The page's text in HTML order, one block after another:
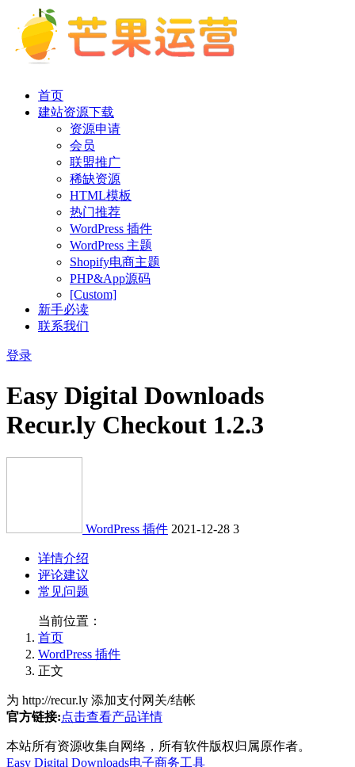
首页
建站资源下载
资源申请
会员
联盟推广
稀缺资源
HTML模板
热门推荐
WordPress 插件
WordPress 主题
Shopify电商主题
PHP&App源码
[Custom]
新手必读
联系我们
登录
Easy Digital Downloads
Recur.ly Checkout 1.2.3
WordPress 插件 2021-12-28 3
详情介绍
评论建议
常见问题
当前位置：
首页
WordPress 插件
正文
为 http://recur.ly 添加支付网关/结帐
官方链接:点击查看产品详情
本站所有资源收集自网络，所有软件版权归属原作者。
Easy Digital Downloads电子商务工具